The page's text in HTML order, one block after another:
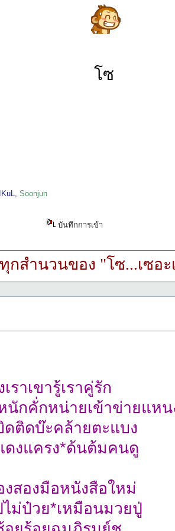
โซ
,Soonjun
บันทึกการเข้า
กสำนวนของ "โซ...เซอะ
เราเขารู้เราคู่รัก
นักคั่กหน่ายเข้าข่ายแหน
ดติดบ๊ะคล้ายตะแบง
ดงแครง*ด้นต้มคนดู
สองมือหนังสือใหม่
ม่ป๋วย*เหมือนมวยปู่